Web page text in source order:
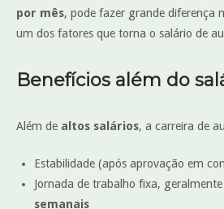
por mês, pode fazer grande diferença
um dos fatores que torna o salário de
Benefícios além do
Além de altos salários, a carreira de
Estabilidade (após aprovação em
Jornada de trabalho fixa,
semanais